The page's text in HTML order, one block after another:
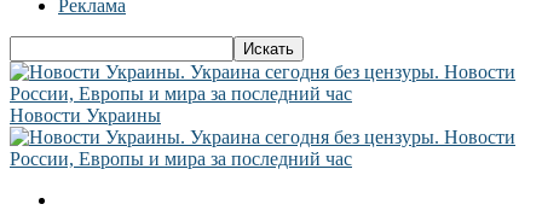
Реклама
Новости Украины